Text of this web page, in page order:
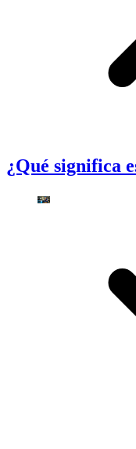
¿Qué significa